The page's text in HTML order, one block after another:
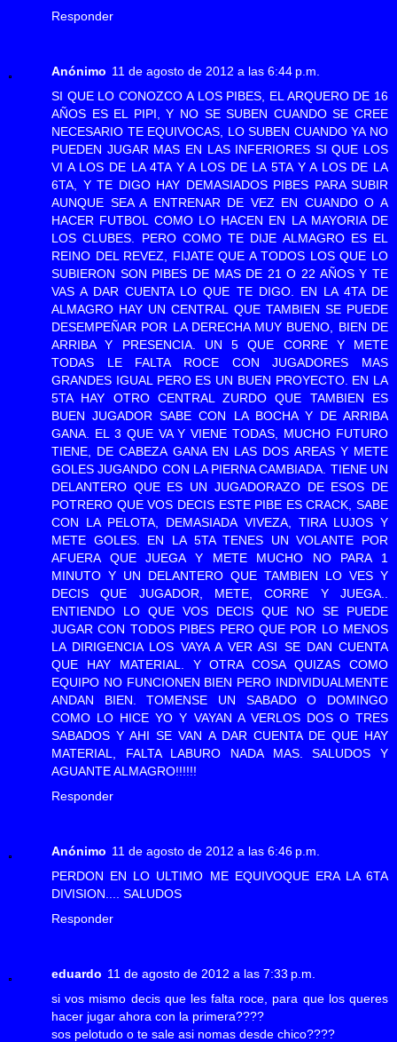
Responder
Anónimo 11 de agosto de 2012 a las 6:44 p.m.
SI QUE LO CONOZCO A LOS PIBES, EL ARQUERO DE 16
AÑOS ES EL PIPI, Y NO SE SUBEN CUANDO SE CREE
NECESARIO TE EQUIVOCAS, LO SUBEN CUANDO YA NO
PUEDEN JUGAR MAS EN LAS INFERIORES SI QUE LOS
VI A LOS DE LA 4TA Y A LOS DE LA 5TA Y A LOS DE LA
6TA, Y TE DIGO HAY DEMASIADOS PIBES PARA SUBIR
AUNQUE SEA A ENTRENAR DE VEZ EN CUANDO O A
HACER FUTBOL COMO LO HACEN EN LA MAYORIA DE
LOS CLUBES. PERO COMO TE DIJE ALMAGRO ES EL
REINO DEL REVEZ, FIJATE QUE A TODOS LOS QUE LO
SUBIERON SON PIBES DE MAS DE 21 O 22 AÑOS Y TE
VAS A DAR CUENTA LO QUE TE DIGO. EN LA 4TA DE
ALMAGRO HAY UN CENTRAL QUE TAMBIEN SE PUEDE
DESEMPEÑAR POR LA DERECHA MUY BUENO, BIEN DE
ARRIBA Y PRESENCIA. UN 5 QUE CORRE Y METE
TODAS LE FALTA ROCE CON JUGADORES MAS
GRANDES IGUAL PERO ES UN BUEN PROYECTO. EN LA
5TA HAY OTRO CENTRAL ZURDO QUE TAMBIEN ES
BUEN JUGADOR SABE CON LA BOCHA Y DE ARRIBA
GANA. EL 3 QUE VA Y VIENE TODAS, MUCHO FUTURO
TIENE, DE CABEZA GANA EN LAS DOS AREAS Y METE
GOLES JUGANDO CON LA PIERNA CAMBIADA. TIENE UN
DELANTERO QUE ES UN JUGADORAZO DE ESOS DE
POTRERO QUE VOS DECIS ESTE PIBE ES CRACK, SABE
CON LA PELOTA, DEMASIADA VIVEZA, TIRA LUJOS Y
METE GOLES. EN LA 5TA TENES UN VOLANTE POR
AFUERA QUE JUEGA Y METE MUCHO NO PARA 1
MINUTO Y UN DELANTERO QUE TAMBIEN LO VES Y
DECIS QUE JUGADOR, METE, CORRE Y JUEGA..
ENTIENDO LO QUE VOS DECIS QUE NO SE PUEDE
JUGAR CON TODOS PIBES PERO QUE POR LO MENOS
LA DIRIGENCIA LOS VAYA A VER ASI SE DAN CUENTA
QUE HAY MATERIAL. Y OTRA COSA QUIZAS COMO
EQUIPO NO FUNCIONEN BIEN PERO INDIVIDUALMENTE
ANDAN BIEN. TOMENSE UN SABADO O DOMINGO
COMO LO HICE YO Y VAYAN A VERLOS DOS O TRES
SABADOS Y AHI SE VAN A DAR CUENTA DE QUE HAY
MATERIAL, FALTA LABURO NADA MAS. SALUDOS Y
AGUANTE ALMAGRO!!!!!!
Responder
Anónimo 11 de agosto de 2012 a las 6:46 p.m.
PERDON EN LO ULTIMO ME EQUIVOQUE ERA LA 6TA
DIVISION.... SALUDOS
Responder
eduardo 11 de agosto de 2012 a las 7:33 p.m.
si vos mismo decis que les falta roce, para que los queres
hacer jugar ahora con la primera????
sos pelotudo o te sale asi nomas desde chico????